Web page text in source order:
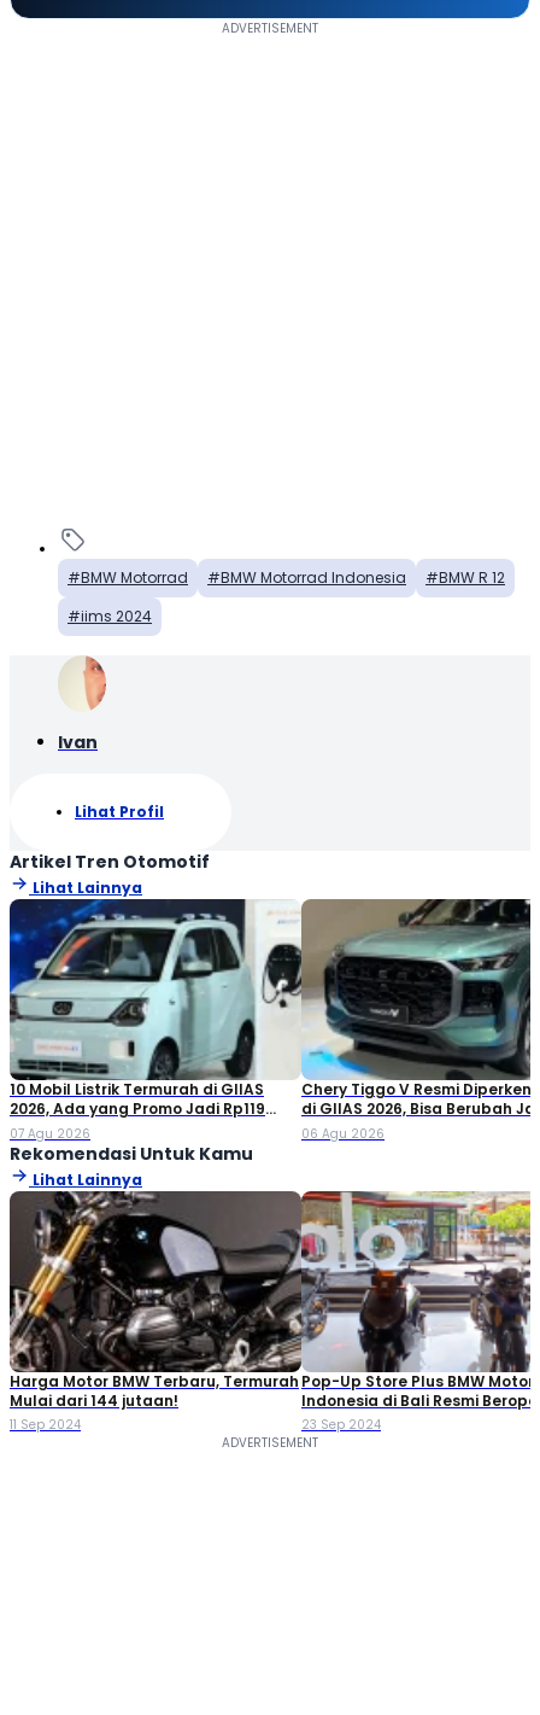
BMW Motorrad BMW Motorrad Indonesia
BMW R 12
iims 2024
Ivan
Lihat Profil
Artikel Tren Otomotif
Lihat Lainnya
10 Mobil Listrik Termurah di GIIAS
2026, Ada yang Promo Jadi Rp119
Jutaan!
07 Agu 2026
Chery Tiggo V Resmi
di GIIAS 2026, Bisa Berubah
Double Cabin
06 Agu 2026
Rekomendasi Untuk Kamu
Lihat Lainnya
Harga Motor BMW Terbaru, Termurah
Mulai dari 144 jutaan!
11 Sep 2024
Pop-Up Store Plus BMW
Indonesia di Bali Resmi
Dengan Fasilitas 3S!
23 Sep 2024